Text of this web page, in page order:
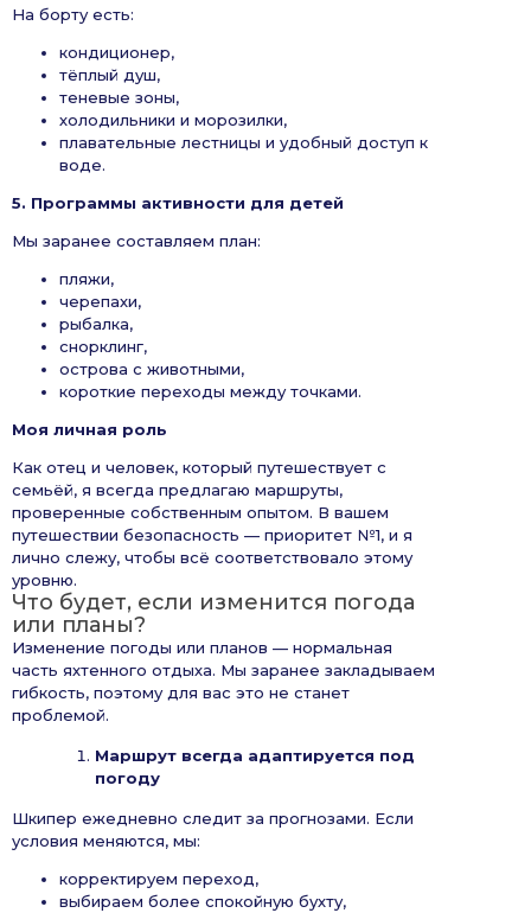
На борту есть:
кондиционер,
тёплый душ,
теневые зоны,
холодильники и морозилки,
плавательные лестницы и удобный доступ к
воде.
5. Программы активности для детей
Мы заранее составляем план:
пляжи,
черепахи,
рыбалка,
снорклинг,
острова с животными,
короткие переходы между точками.
Моя личная роль
Как отец и человек, который путешествует с
семьёй, я всегда предлагаю маршруты,
проверенные собственным опытом. В вашем
путешествии безопасность — приоритет №1, и я
лично слежу, чтобы всё соответствовало этому
уровню.
Что будет, если изменится погода
или планы?
Изменение погоды или планов — нормальная
часть яхтенного отдыха. Мы заранее закладываем
гибкость, поэтому для вас это не станет
проблемой.
Маршрут всегда адаптируется под
погоду
Шкипер ежедневно следит за прогнозами. Если
условия меняются, мы:
корректируем переход,
выбираем более спокойную бухту,